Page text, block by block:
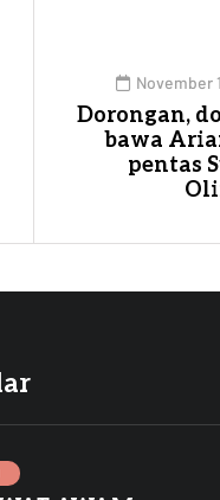
November
Dorongan,
bawa
pentas